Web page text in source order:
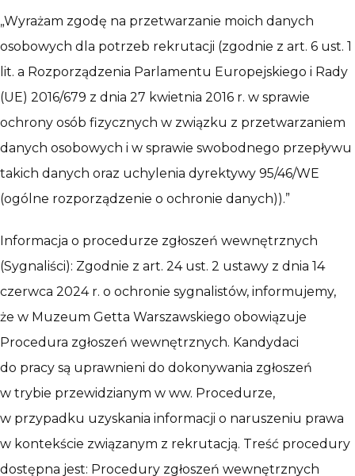
„Wyrażam zgodę na przetwarzanie moich danych
osobowych dla potrzeb rekrutacji (zgodnie z art. 6 ust. 1
lit. a Rozporządzenia Parlamentu Europejskiego i Rady
(UE) 2016/679 z dnia 27 kwietnia 2016 r. w sprawie
ochrony osób fizycznych w związku z przetwarzaniem
danych osobowych i w sprawie swobodnego przepływu
takich danych oraz uchylenia dyrektywy 95/46/WE
(ogólne rozporządzenie o ochronie danych)).”
Informacja o procedurze zgłoszeń wewnętrznych
(Sygnaliści): Zgodnie z art. 24 ust. 2 ustawy z dnia 14
czerwca 2024 r. o ochronie sygnalistów, informujemy,
że w Muzeum Getta Warszawskiego obowiązuje
Procedura zgłoszeń wewnętrznych. Kandydaci
do pracy są uprawnieni do dokonywania zgłoszeń
w trybie przewidzianym w ww. Procedurze,
w przypadku uzyskania informacji o naruszeniu prawa
w kontekście związanym z rekrutacją. Treść procedury
dostępna jest: Procedury zgłoszeń wewnętrznych